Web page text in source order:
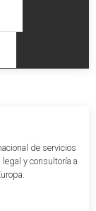
de servicios
y consultoría a